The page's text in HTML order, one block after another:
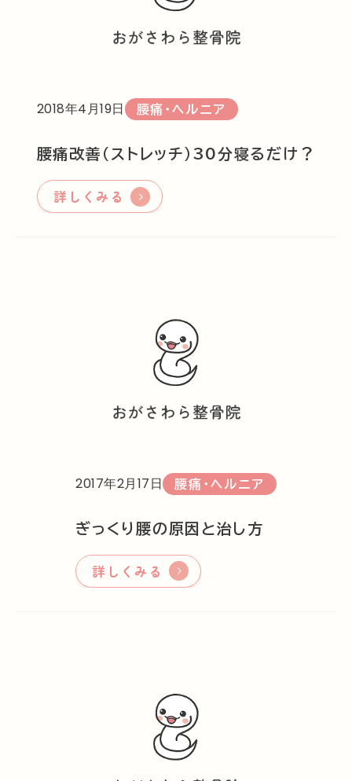
2018年4月19日 腰痛・ヘルニア
腰痛改善（ストレッチ）30分寝るだけ？
詳しくみる
2017年2月17日 腰痛・ヘルニア
ぎっくり腰の原因と治し方
詳しくみる